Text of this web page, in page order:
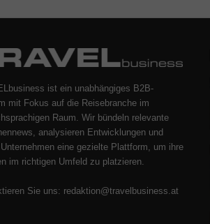
ist ein unabhängiges B2B-
mit Fokus auf die Reisebranche im
Raum. Wir bündeln relevante
analysieren Entwicklungen und
eine gezielte Plattform, um ihre
im richtigen Umfeld zu platzieren.
Sie uns: redaktion@travelbusiness.at